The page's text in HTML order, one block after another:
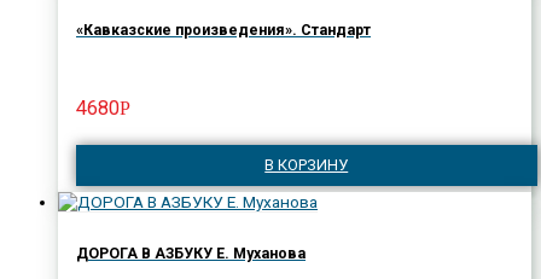
«Кавказские произведения». Стандарт
4680Р
В КОРЗИНУ
ДОРОГА В АЗБУКУ Е. Муханова